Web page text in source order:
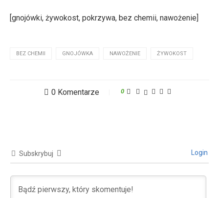
[gnojówki, żywokost, pokrzywa, bez chemii, nawożenie]
BEZ CHEMII GNOJÓWKA NAWOŻENIE ŻYWOKOST
0 Komentarze 0
Subskrybuj Login